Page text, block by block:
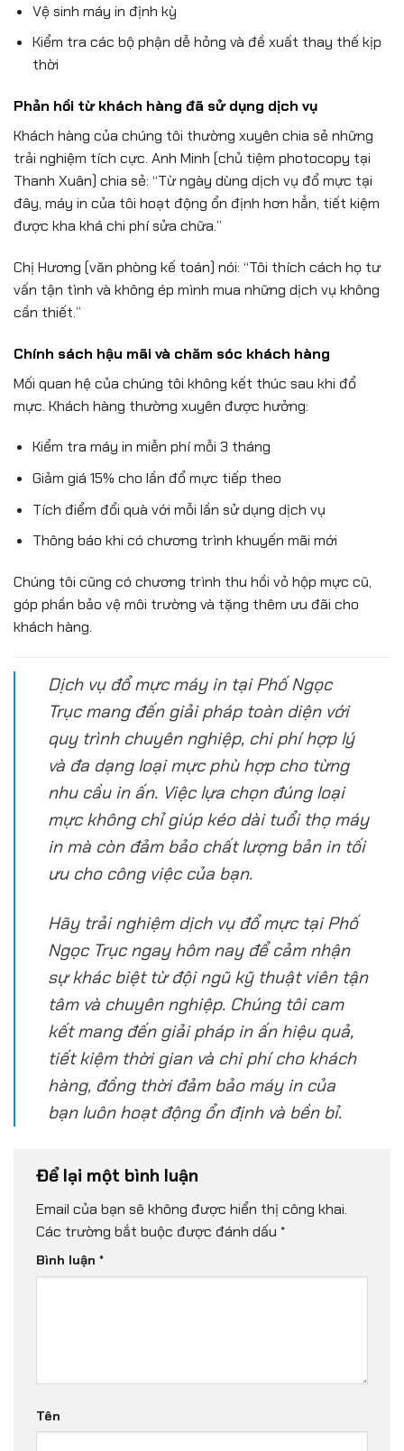
Vệ sinh máy in định kỳ
Kiểm tra các bộ phận dễ hỏng và đề xuất thay thế kịp
thời
Phản hồi từ khách hàng đã sử dụng dịch vụ
Khách hàng của chúng tôi thường xuyên chia sẻ những
trải nghiệm tích cực. Anh Minh (chủ tiệm photocopy tại
Thanh Xuân) chia sẻ: “Từ ngày dùng dịch vụ đổ mực tại
đây, máy in của tôi hoạt động ổn định hơn hẳn, tiết kiệm
được kha khá chi phí sửa chữa.”
Chị Hương (văn phòng kế toán) nói: “Tôi thích cách họ tư
vấn tận tình và không ép mình mua những dịch vụ không
cần thiết.”
Chính sách hậu mãi và chăm sóc khách hàng
Mối quan hệ của chúng tôi không kết thúc sau khi đổ
mực. Khách hàng thường xuyên được hưởng:
Kiểm tra máy in miễn phí mỗi 3 tháng
Giảm giá 15% cho lần đổ mực tiếp theo
Tích điểm đổi quà với mỗi lần sử dụng dịch vụ
Thông báo khi có chương trình khuyến mãi mới
Chúng tôi cũng có chương trình thu hồi vỏ hộp mực cũ,
góp phần bảo vệ môi trường và tặng thêm ưu đãi cho
khách hàng.
Dịch vụ đổ mực máy in tại Phố Ngọc
Trục mang đến giải pháp toàn diện với
quy trình chuyên nghiệp, chi phí hợp lý
và đa dạng loại mực phù hợp cho từng
nhu cầu in ấn. Việc lựa chọn đúng loại
mực không chỉ giúp kéo dài tuổi thọ máy
in mà còn đảm bảo chất lượng bản in tối
ưu cho công việc của bạn.
Hãy trải nghiệm dịch vụ đổ mực tại Phố
Ngọc Trục ngay hôm nay để cảm nhận
sự khác biệt từ đội ngũ kỹ thuật viên tận
tâm và chuyên nghiệp. Chúng tôi cam
kết mang đến giải pháp in ấn hiệu quả,
tiết kiệm thời gian và chi phí cho khách
hàng, đồng thời đảm bảo máy in của
bạn luôn hoạt động ổn định và bền bỉ.
Để lại một bình luận
Email của bạn sẽ không được hiển thị công khai.
Các trường bắt buộc được đánh dấu *
Bình luận *
Tên